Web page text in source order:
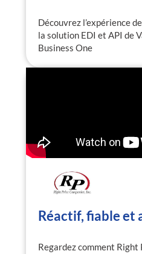
Découvrez l’expérience
la solution EDI et API de
Business One
Réactif, fiable et
Regardez comment Right